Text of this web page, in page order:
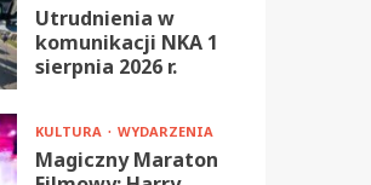
Utrudnienia w
komunikacji NKA 1
sierpnia 2026 r.
KULTURA WYDARZENIA
Magiczny Maraton